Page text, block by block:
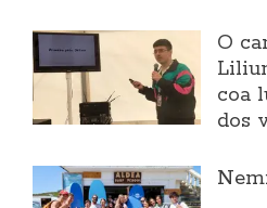
O
coa
dos